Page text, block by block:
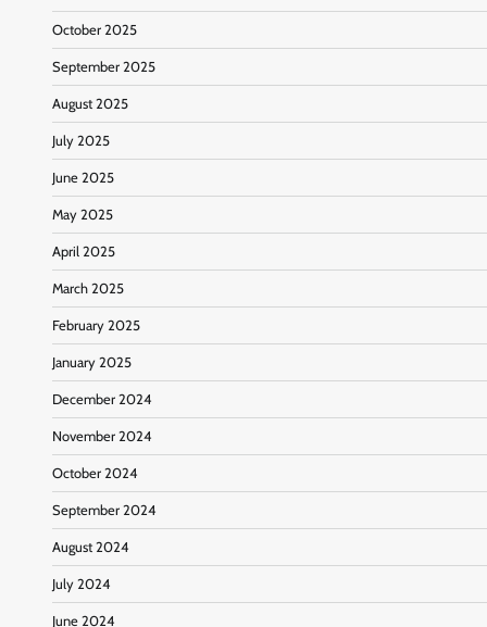
October 2025
September 2025
August 2025
July 2025
June 2025
May 2025
April 2025
March 2025
February 2025
January 2025
December 2024
November 2024
October 2024
September 2024
August 2024
July 2024
June 2024